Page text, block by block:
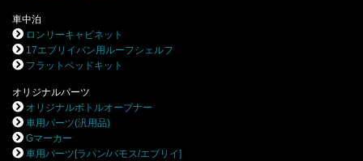
車中泊
ロンリーキャビネット
17エブリイバン用ルーフシェルフ
フラットベッドキット
オリジナルパーツ
オリジナルボトルオープナー
車用パーツ(汎用品)
Gマーカー
車用パーツ[ラパン/バモス/エブリイ]